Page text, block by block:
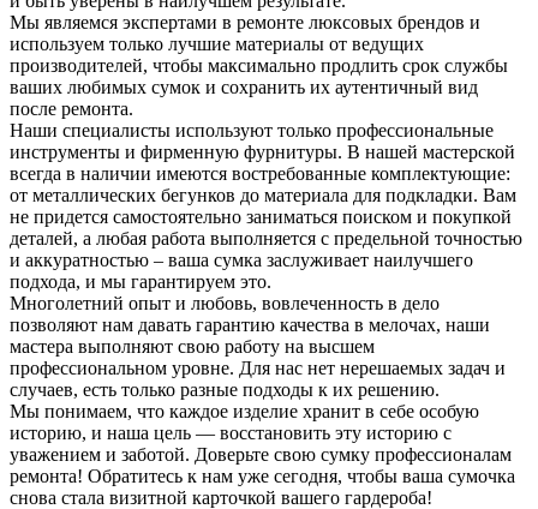
Мы являемся экспертами в ремонте люксовых брендов и
используем только лучшие материалы от ведущих
производителей, чтобы максимально продлить срок службы
ваших любимых сумок и сохранить их аутентичный вид
после ремонта.
Наши специалисты используют только профессиональные
инструменты и фирменную фурнитуры. В нашей мастерской
всегда в наличии имеются востребованные комплектующие:
от металлических бегунков до материала для подкладки. Вам
не придется самостоятельно заниматься поиском и покупкой
деталей, а любая работа выполняется с предельной точностью
и аккуратностью – ваша сумка заслуживает наилучшего
подхода, и мы гарантируем это.
Многолетний опыт и любовь, вовлеченность в дело
позволяют нам давать гарантию качества в мелочах, наши
мастера выполняют свою работу на высшем
профессиональном уровне. Для нас нет нерешаемых задач и
случаев, есть только разные подходы к их решению.
Мы понимаем, что каждое изделие хранит в себе особую
историю, и наша цель — восстановить эту историю с
уважением и заботой. Доверьте свою сумку профессионалам
ремонта! Обратитесь к нам уже сегодня, чтобы ваша сумочка
снова стала визитной карточкой вашего гардероба!